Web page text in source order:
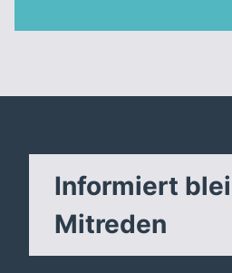
Informiert
Mitreden